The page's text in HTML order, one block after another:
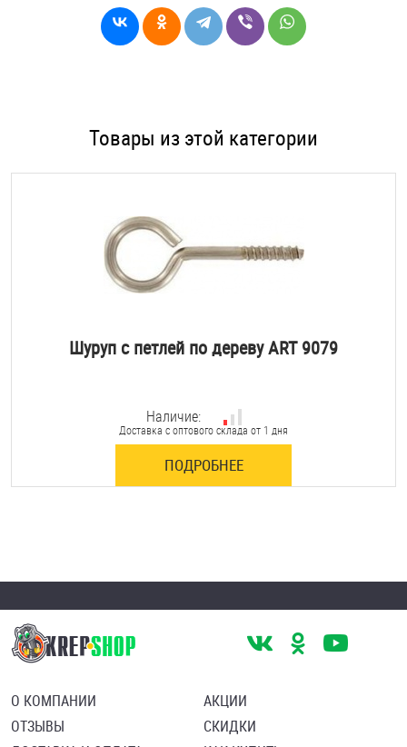
Товары из этой категории
Шуруп с петлей по дереву ART 9079
Наличие:
Доставка с оптового склада от 1 дня
ПОДРОБНЕЕ
О КОМПАНИИ
ОТЗЫВЫ
АКЦИИ
СКИДКИ